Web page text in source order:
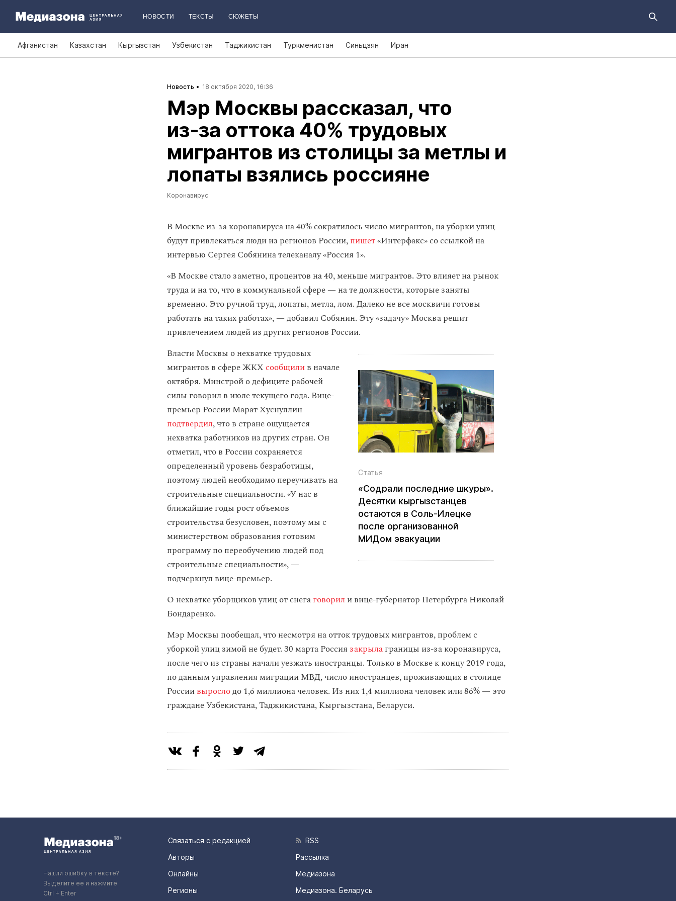
НОВОСТИ ТЕКСТЫ СЮЖЕТЫ
Афганистан Казахстан Кыргызстан Узбекистан Таджикистан Туркменистан Синьцзян Иран
Новость 18 октября 2020, 16:36
Мэр Москвы рассказал, что
из‑за оттока 40% трудовых
мигрантов из столицы за метлы и
лопаты взялись россияне
Коронавирус
В Москве из-за коронавируса на 40% сократилось число мигрантов, на уборки улиц
будут привлекаться люди из регионов России,пишет«Интерфакс» со ссылкой на
интервью Сергея Собянина телеканалу «Россия 1».
«В Москве стало заметно, процентов на 40, меньше мигрантов. Это влияет на рынок
труда и на то, что в коммунальной сфере — на те должности, которые заняты
временно. Это ручной труд, лопаты, метла, лом. Далеко не все москвичи готовы
работать на таких работах», — добавил Собянин. Эту «задачу» Москва решит
привлечением людей из других регионов России.
Статья
«Содрали последние шкуры».
Десятки кыргызстанцев
остаются в Соль‑Илецке
после организованной
МИДом эвакуации
Власти Москвы о нехватке трудовых
мигрантов в сфере ЖКХсообщилив начале
октября. Минстрой о дефиците рабочей
силы говорил в июле текущего года. Вице-
премьер России Марат Хуснуллин
подтвердил, что в стране ощущается
нехватка работников из других стран. Он
отметил, что в России сохраняется
определенный уровень безработицы,
поэтому людей необходимо переучивать на
строительные специальности. «У нас в
ближайшие годы рост объемов
строительства безусловен, поэтому мы с
министерством образования готовим
программу по переобучению людей под
строительные специальности», —
подчеркнул вице-премьер.
О нехватке уборщиков улиц от снегаговорил и вице-губернатор Петербурга Николай
Бондаренко.
Мэр Москвы пообещал, что несмотря на отток трудовых мигрантов, проблем с
уборкой улиц зимой не будет. 30 марта Россия закрылаграницы из-за коронавируса,
после чего из страны начали уезжать иностранцы. Только в Москве к концу 2019 года,
по данным управления миграции МВД, число иностранцев, проживающих в столице
Россиивырослодо 1,6 миллиона человек. Из них 1,4 миллиона человек или 86% — это
граждане Узбекистана, Таджикистана, Кыргызстана, Беларуси.
Нашли ошибку в тексте?
Выделите ее и нажмите
Ctrl + Enter
Связаться с редакцией
Авторы
Онлайны
Регионы
RSS
Рассылка
Медиазона
Медиазона. Беларусь